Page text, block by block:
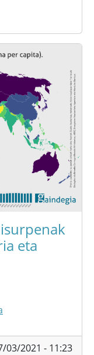
eta
03/2021 - 11:23